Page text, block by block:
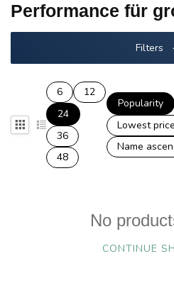
Performance für
Filters
6
12
24
36
48
Popularity
Lowest price
Name
No
CONTINUE